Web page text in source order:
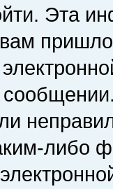
Эта
либо